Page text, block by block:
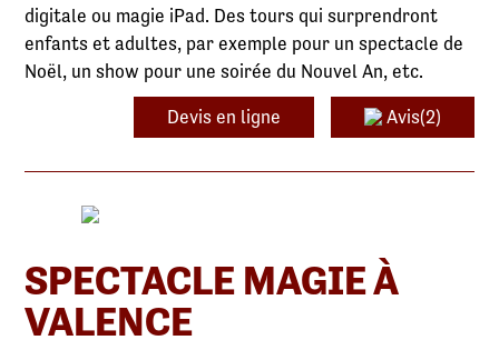
digitale ou magie iPad. Des tours qui surprendront
enfants et adultes, par exemple pour un spectacle de
Noël, un show pour une soirée du Nouvel An, etc.
Devis en ligne Avis(2)
SPECTACLE MAGIE À
VALENCE